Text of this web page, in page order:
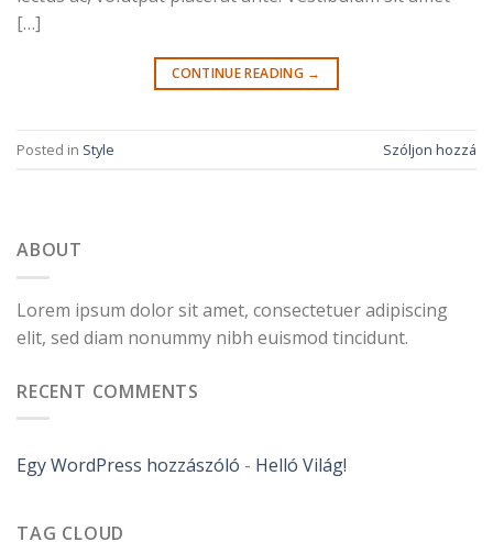
[…]
CONTINUE READING →
Posted in Style Szóljon hozzá
ABOUT
Lorem ipsum dolor sit amet, consectetuer adipiscing
elit, sed diam nonummy nibh euismod tincidunt.
RECENT COMMENTS
Egy WordPress hozzászóló - Helló Világ!
TAG CLOUD